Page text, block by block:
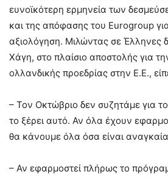
ευνοϊκότερη ερμηνεία των
και της απόφασης του Eurogroup
αξιολόγηση. Μιλώντας σε Έλληνες
Χάγη, στο πλαίσιο αποστολής για
ολλανδικής προεδρίας στην Ε.Ε.,
– Τον Οκτώβριο δεν συζητάμε για
το ξέρει αυτό. Αν όλα έχουν
θα κάνουμε όλα όσα είναι
– Αν εφαρμοστεί πλήρως το